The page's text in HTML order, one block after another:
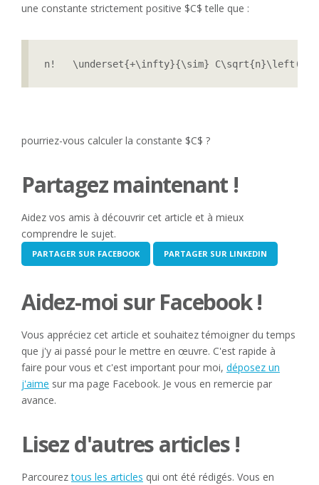
une constante strictement positive $C$ telle que :
n!   \underset{+\infty}{\sim}
pourriez-vous calculer la constante $C$ ?
Partagez maintenant !
Aidez vos amis à découvrir cet article et à mieux
comprendre le sujet.
PARTAGER SUR FACEBOOK PARTAGER SUR LINKEDIN
Aidez-moi sur Facebook !
Vous appréciez cet article et souhaitez témoigner du temps
que j'y ai passé pour le mettre en œuvre. C'est rapide à
faire pour vous et c'est important pour moi, déposez un
j'aime sur ma page Facebook. Je vous en remercie par
avance.
Lisez d'autres articles !
Parcoureztous les articles qui ont été rédigés. Vous en